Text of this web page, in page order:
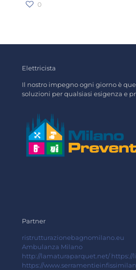
0
Elettricista
Il nostro impegno ogni giorno è
soluzioni per qualsiasi esigenza e
Partner
ristrutturazionebagnomilano.eu
Ambulanza Milano
http://lamaturaparquet.net/ https://
https://